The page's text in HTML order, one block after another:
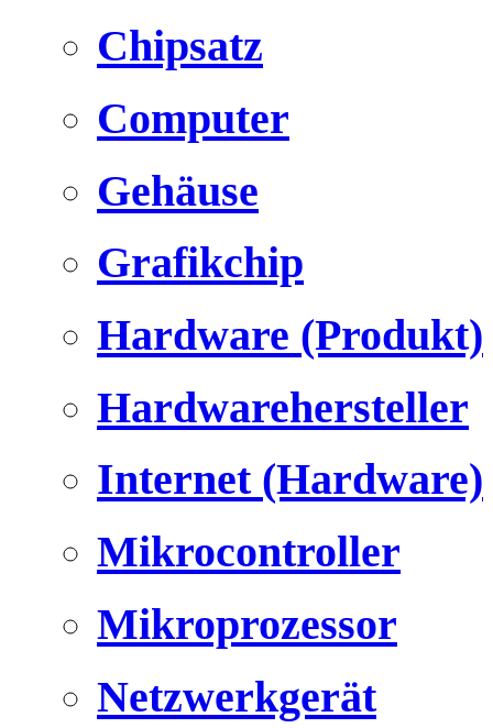
Chipsatz
Computer
Gehäuse
Grafikchip
Hardware (Produkt)
Hardwarehersteller
Internet (Hardware)
Mikrocontroller
Mikroprozessor
Netzwerkgerät